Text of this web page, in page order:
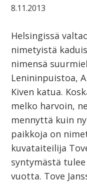
8.11.2013
Helsingissä
nimetyistä
nimensä
Lenininpuistoa,
Kiven katua.
melko harvoin,
mennyttä kuin
paikkoja on
kuvataiteilija
syntymästä
vuotta. Tove